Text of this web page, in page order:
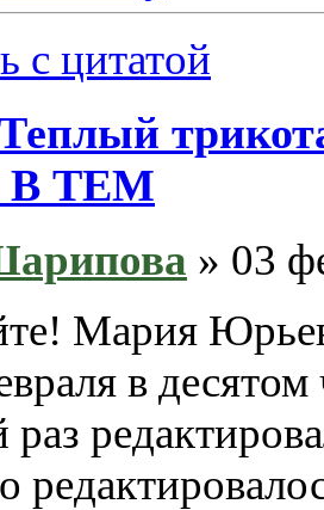
с цитатой
ТЕМ
» 03
Мария
в десятом